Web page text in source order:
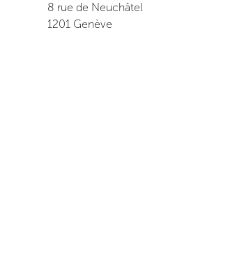
8 rue de Neuchâtel
1201 Genève